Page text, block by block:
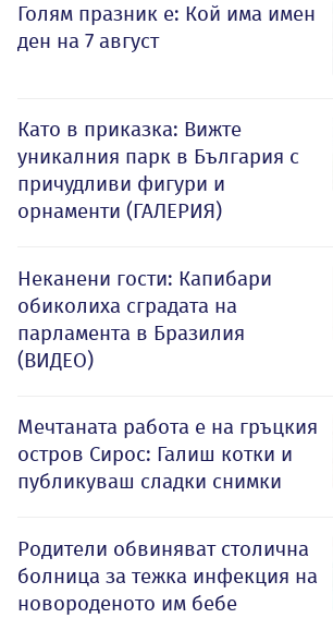
Голям празник е: Кой има имен
ден на 7 август
Като в приказка: Вижте
уникалния парк в България с
причудливи фигури и
орнаменти (ГАЛЕРИЯ)
Неканени гости: Капибари
обиколиха сградата на
парламента в Бразилия
(ВИДЕО)
Мечтаната работа е на гръцкия
остров Сирос: Галиш котки и
публикуваш сладки снимки
Родители обвиняват столична
болница за тежка инфекция на
новороденото им бебе